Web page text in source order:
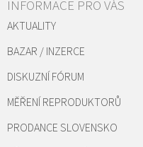
INFORMACE PRO VÁS
AKTUALITY
BAZAR / INZERCE
DISKUZNÍ FÓRUM
MĚŘENÍ REPRODUKTORŮ
PRODANCE SLOVENSKO